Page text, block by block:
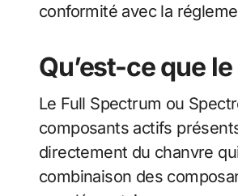
conformité avec la
Qu’est-ce que
Le Full Spectrum ou
composants actifs
directement du chanvre
combinaison des